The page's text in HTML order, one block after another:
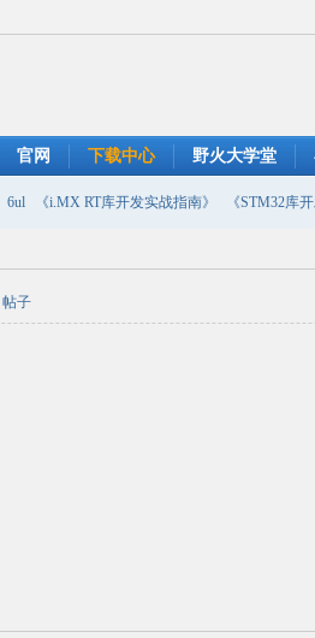
官网 下载中心 野火大学堂
6ul 《i.MX RT库开发实战指南》 《STM32库
帖子